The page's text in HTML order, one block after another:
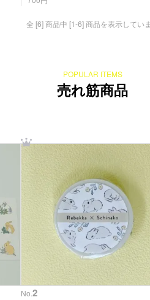
全 [6] 商品中 [1-6] 商品を表示してい
POPULAR ITEMS
売れ筋商品
No. 2